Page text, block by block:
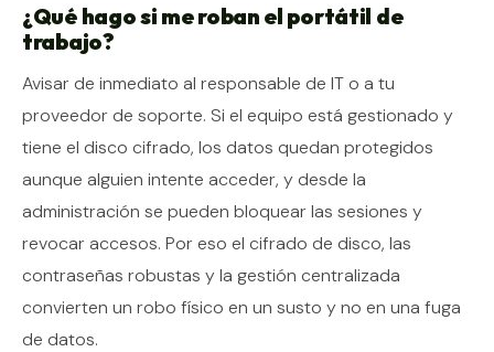
¿Qué hago si me roban el portátil de
trabajo?
Avisar de inmediato al responsable de IT o a tu
proveedor de soporte. Si el equipo está gestionado y
tiene el disco cifrado, los datos quedan protegidos
aunque alguien intente acceder, y desde la
administración se pueden bloquear las sesiones y
revocar accesos. Por eso el cifrado de disco, las
contraseñas robustas y la gestión centralizada
convierten un robo físico en un susto y no en una fuga
de datos.